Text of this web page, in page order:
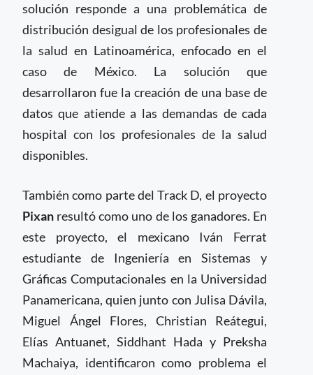
solución responde a una problemática de
distribución desigual de los profesionales de
la salud en Latinoamérica, enfocado en el
caso de México. La solución que
desarrollaron fue la creación de una base de
datos que atiende a las demandas de cada
hospital con los profesionales de la salud
disponibles.
También como parte del Track D, el proyecto
Pixan resultó como uno de los ganadores. En
este proyecto, el mexicano Iván Ferrat
estudiante de Ingeniería en Sistemas y
Gráficas Computacionales en la Universidad
Panamericana, quien junto con Julisa Dávila,
Miguel Ángel Flores, Christian Reátegui,
Elías Antuanet, Siddhant Hada y Preksha
Machaiya, identificaron como problema el